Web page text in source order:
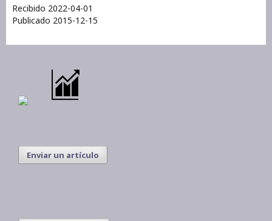
Recibido 2022-04-01
Publicado 2015-12-15
Enviar un artículo